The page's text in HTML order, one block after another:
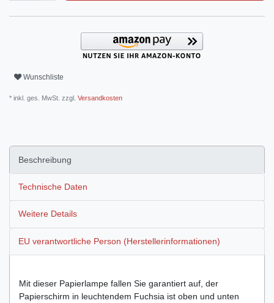
Wunschliste
* inkl. ges. MwSt. zzgl. Versandkosten
Beschreibung
Technische Daten
Weitere Details
EU verantwortliche Person (Herstellerinformationen)
Mit dieser Papierlampe fallen Sie garantiert auf, der
Papierschirm in leuchtendem Fuchsia ist oben und unten